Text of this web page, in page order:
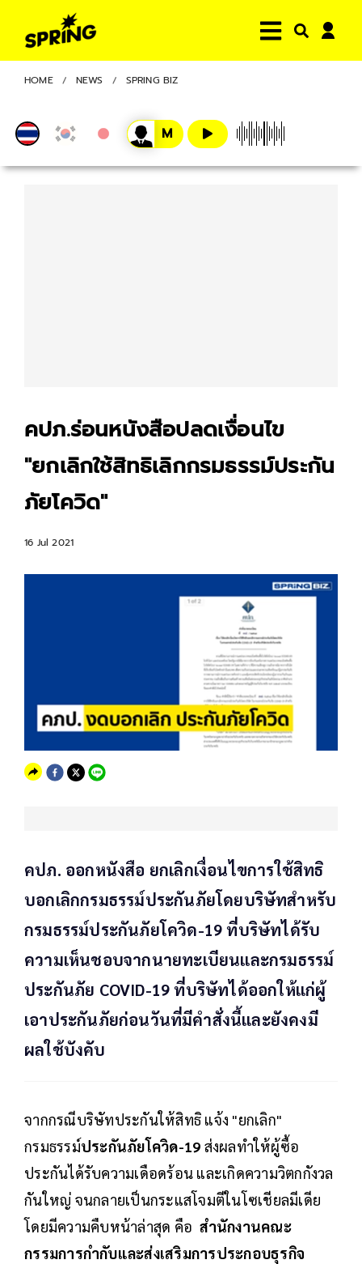
HOME NEWS SPRING BIZ
คปภ.ร่อนหนังสือปลดเงื่อนไข
"ยกเลิกใช้สิทธิเลิกกรมธรรม์ประกัน
ภัยโควิด"
16 Jul 2021
คปภ. ออกหนังสือ ยกเลิกเงื่อนไขการใช้สิทธิ
บอกเลิกกรมธรรม์ประกันภัยโดยบริษัทสำหรับ
กรมธรรม์ประกันภัยโควิด-19 ที่บริษัทได้รับ
ความเห็นชอบจากนายทะเบียนและกรมธรรม์
ประกันภัย COVID-19 ที่บริษัทได้ออกให้แก่ผู้
เอาประกันภัยก่อนวันที่มีคำสั่งนี้และยังคงมี
ผลใช้บังคับ
จากกรณีบริษัทประกันให้สิทธิ แจ้ง "ยกเลิก"
กรมธรรม์ประกันภัยโควิด-19 ส่งผลทำให้ผู้ซื้อ
ประกันได้รับความเดือดร้อน และเกิดความวิตกกังวล
กันใหญ่ จนกลายเป็นกระแสโจมตีในโซเชียลมีเดีย
โดยมีความคืบหน้าล่าสุด คือ สำนักงานคณะ
กรรมการกำกับและส่งเสริมการประกอบธุรกิจ